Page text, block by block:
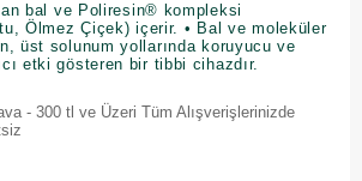
bal ve Poliresin® kompleksi
Ölmez Çiçek) içerir. • Bal ve moleküler
üst solunum yollarında koruyucu ve
etki gösteren bir tibbi cihazdır.
- 300 tl ve Üzeri Tüm Alışverişlerinizde